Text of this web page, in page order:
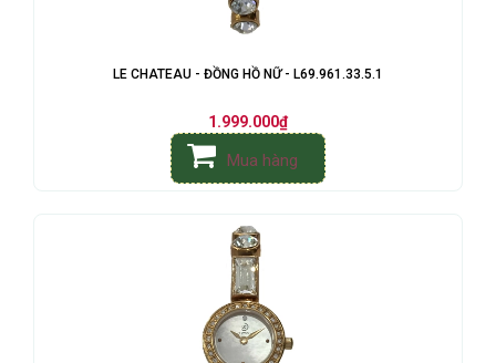
LE CHATEAU - ĐỒNG HỒ NỮ - L69.961.33.5.1
1.999.000₫
Mua hàng